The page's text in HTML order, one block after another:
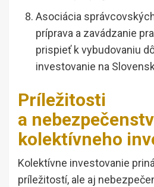
Asociácia
príprava a zavádzanie
prispieť k vybudovaniu
investovanie na
Príležitosti
a
kolektívneho
Kolektívne investovanie
príležitostí, ale aj